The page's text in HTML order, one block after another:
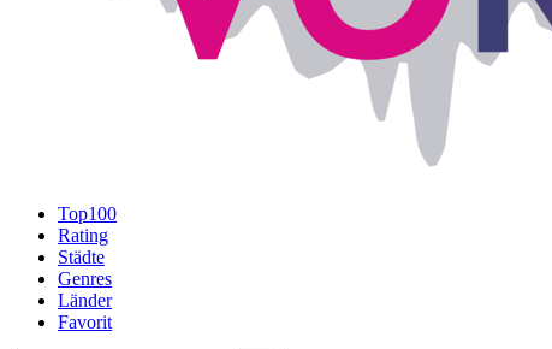
Top100
Rating
Städte
Genres
Länder
Favorit